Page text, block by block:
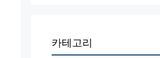
카테고리